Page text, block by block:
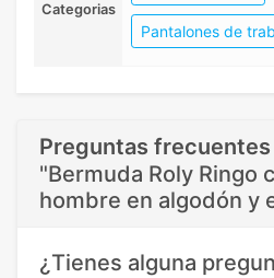
Categorias
Pantalones de
Preguntas frecuentes
"Bermuda Roly Ringo
hombre en algodón y
¿Tienes alguna